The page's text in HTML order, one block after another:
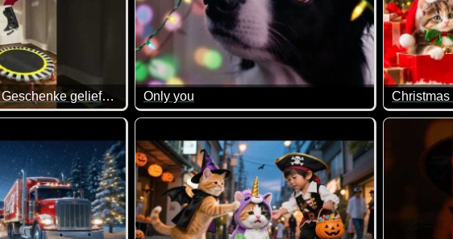
Tag sein kann. Warum also nicht mehr davon? Lasst uns jeden Tag zu
Wie 100 Millionen Geschenke geliefert werden
wenn du so viele Geschenke in nur einer Nacht ausliefern musst ;-)
Only you
Ein sehr herzergreifendes Video, das uns an all die
Das erste